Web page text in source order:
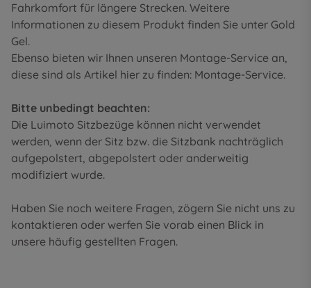
Fahrkomfort für längere Strecken. Weitere
Informationen zu diesem Produkt finden Sie unter Gold
Gel.
Ebenso bieten wir Ihnen unseren Montage-Service an,
diese sind als Artikel hier zu finden: Montage-Service.
Bitte unbedingt beachten:
Die Luimoto Sitzbezüge können nicht verwendet
werden, wenn der Sitz bzw. die Sitzbank nachträglich
aufgepolstert, abgepolstert oder anderweitig
modifiziert wurde.
Haben Sie noch weitere Fragen, zögern Sie nicht uns zu
kontaktieren oder werfen Sie vorab einen Blick in
unsere häufig gestellten Fragen.